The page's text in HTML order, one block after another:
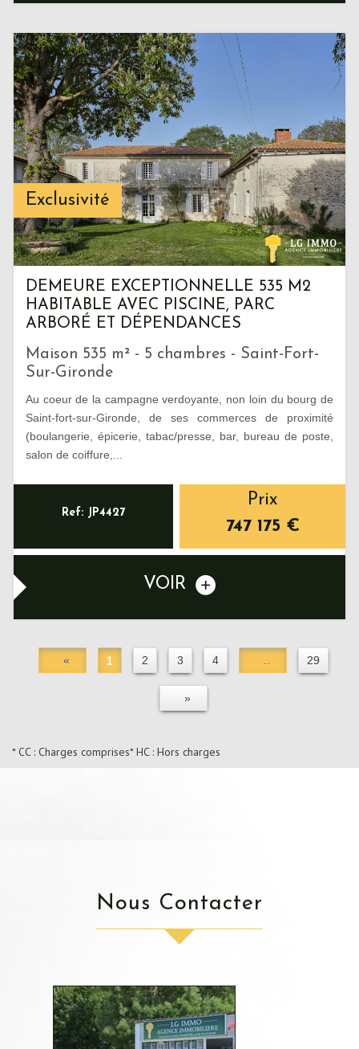
Exclusivité
DEMEURE EXCEPTIONNELLE 535 M2
HABITABLE AVEC PISCINE, PARC
ARBORÉ ET DÉPENDANCES
Maison 535 m² - 5 chambres - Saint-Fort-
Sur-Gironde
Au coeur de la campagne verdoyante, non loin du bourg de
Saint-fort-sur-Gironde, de ses commerces de proximité
(boulangerie, épicerie, tabac/presse, bar, bureau de poste,
salon de coiffure,...
Ref: JP4427
Prix
747 175 €
VOIR
« 1 2 3 4 .. 29
»
* CC : Charges comprises* HC : Hors charges
Nous Contacter